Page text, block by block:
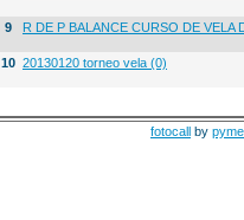
9 R DE P BALANCE CURSO DE VELA
10 20130120 torneo vela (0)
fotocall by